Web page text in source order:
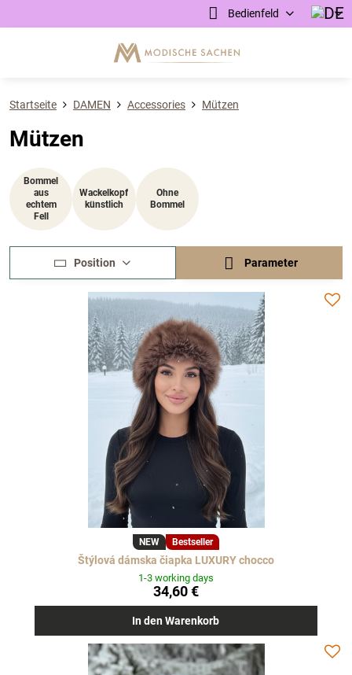
Bedienfeld
Startseite DAMEN Accessories Mützen
Mützen
Bommel
aus
echtem
Fell
Wackelkopf
künstlich
Ohne
Bommel
Position Parameter
NEW Bestseller
Štýlová dámska čiapka LUXURY chocco
1-3 working days
34,60 €
In den Warenkorb